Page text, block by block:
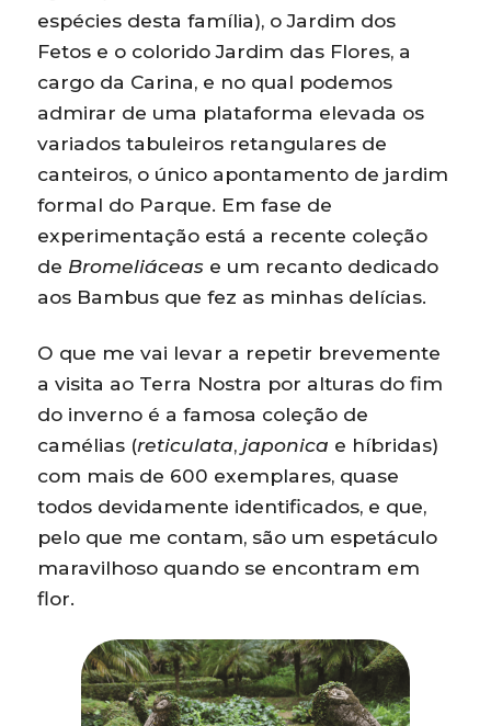
espécies desta família), o Jardim dos
Fetos e o colorido Jardim das Flores, a
cargo da Carina, e no qual podemos
admirar de uma plataforma elevada os
variados tabuleiros retangulares de
canteiros, o único apontamento de jardim
formal do Parque. Em fase de
experimentação está a recente coleção
de Bromeliáceas e um recanto dedicado
aos Bambus que fez as minhas delícias.
O que me vai levar a repetir brevemente
a visita ao Terra Nostra por alturas do fim
do inverno é a famosa coleção de
camélias (reticulata,japonica e híbridas)
com mais de 600 exemplares, quase
todos devidamente identificados, e que,
pelo que me contam, são um espetáculo
maravilhoso quando se encontram em
flor.